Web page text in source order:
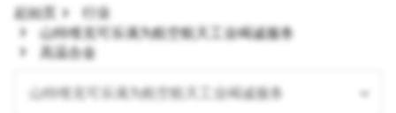
起始页 chevron_right 行业
chevron_right 山特维克可乐满为航空航天工业竭诚服务
chevron_right 高温合金
山特维克可乐满为航空航天工业竭诚服务 expand_more